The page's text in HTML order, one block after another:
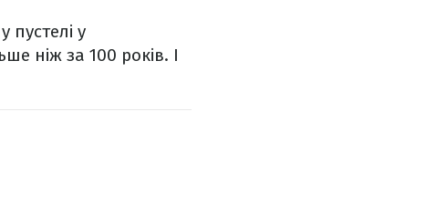
пустелі у
ніж за 100 років. І